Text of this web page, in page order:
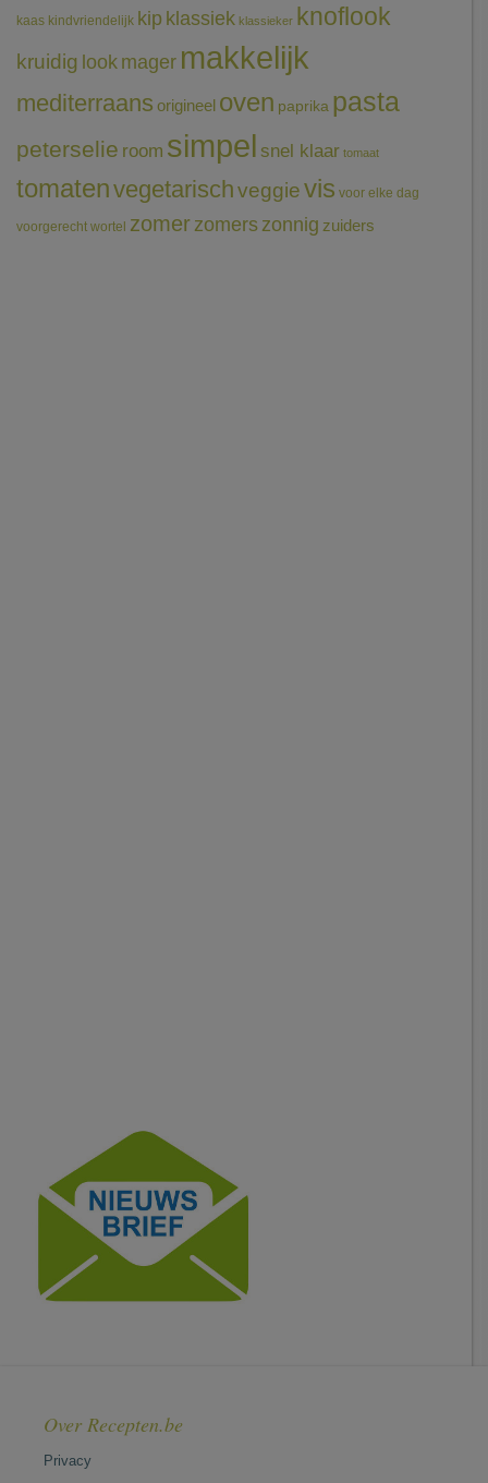
kaas kindvriendelijk kip klassiek klassieker knoflook
kruidig look mager makkelijk
mediterraans origineel oven paprika pasta
peterselie room simpel snel klaar tomaat
tomatenvegetarischveggievis voor elke dag
voorgerecht wortel zomerzomerszonnig zuiders
Over Recepten.be
Privacy